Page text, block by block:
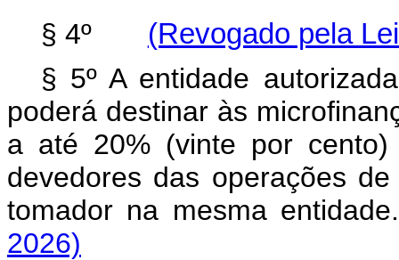
§ 4º
(Revogado pela
§ 5º A entidade
poderá destinar às
a até 20% (vinte por
devedores das operações
tomador na mesma entidade.
2026)